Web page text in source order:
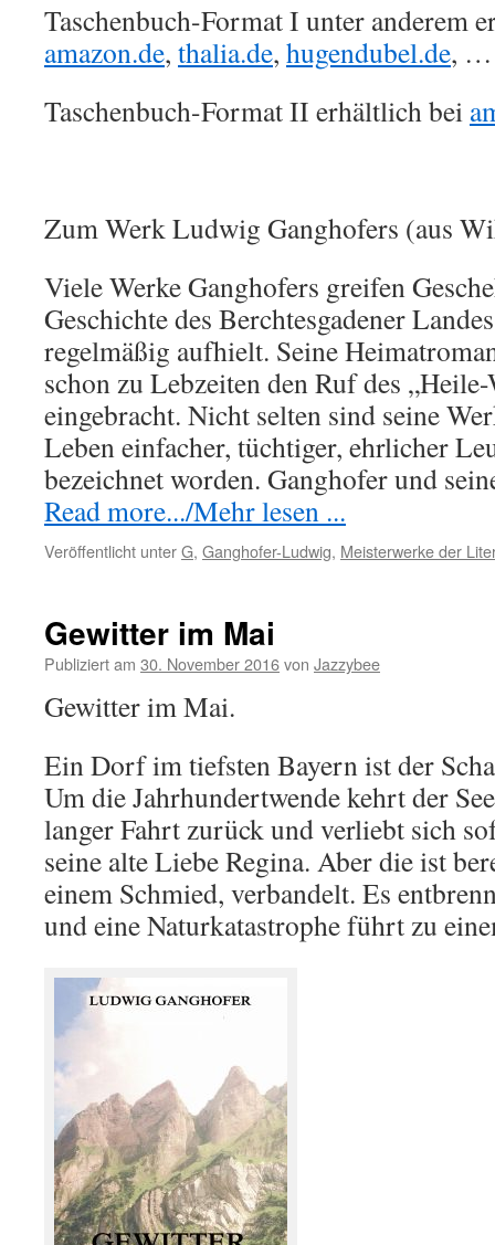
Taschenbuch-Format I unter anderem
amazon.de, thalia.de, hugendubel.de, …
Taschenbuch-Format II erhältlich bei
Zum Werk Ludwig Ganghofers (aus
Viele Werke Ganghofers greifen
Geschichte des Berchtesgadener
regelmäßig aufhielt. Seine
schon zu Lebzeiten den Ruf des
eingebracht. Nicht selten sind seine
Leben einfacher, tüchtiger, ehrlicher
bezeichnet worden. Ganghofer und
Read more.../Mehr lesen ...
Veröffentlicht unterG, Ganghofer-Ludwig, Meisterwerke der
Gewitter im Mai
Publiziert am 30. November 2016von Jazzybee
Gewitter im Mai.
Ein Dorf im tiefsten Bayern ist der
Um die Jahrhundertwende kehrt der
langer Fahrt zurück und verliebt sich
seine alte Liebe Regina. Aber die ist
einem Schmied, verbandelt. Es
und eine Naturkatastrophe führt zu